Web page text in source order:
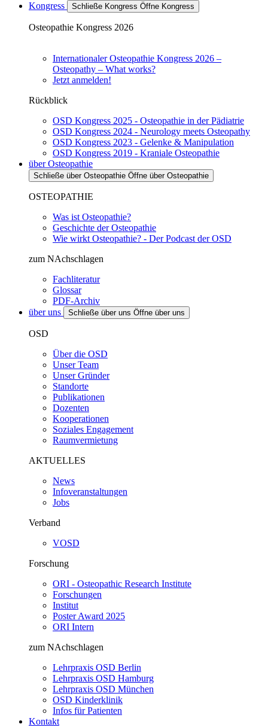
Kongress
Schließe Kongress Öffne Kongress
Osteopathie Kongress 2026
Internationaler Osteopathie Kongress 2026 –
Osteopathy – What works?
Jetzt anmelden!
Rückblick
OSD Kongress 2025 - Osteopathie in der Pädiatrie
OSD Kongress 2024 - Neurology meets Osteopathy
OSD Kongress 2023 - Gelenke & Manipulation
OSD Kongress 2019 - Kraniale Osteopathie
über Osteopathie
Schließe über Osteopathie Öffne über Osteopathie
OSTEOPATHIE
Was ist Osteopathie?
Geschichte der Osteopathie
Wie wirkt Osteopathie? - Der Podcast der OSD
zum NAchschlagen
Fachliteratur
Glossar
PDF-Archiv
über uns
Schließe über uns Öffne über uns
OSD
Über die OSD
Unser Team
Unser Gründer
Standorte
Publikationen
Dozenten
Kooperationen
Soziales Engagement
Raumvermietung
AKTUELLES
News
Infoveranstaltungen
Jobs
Verband
VOSD
Forschung
ORI - Osteopathic Research Institute
Forschungen
Institut
Poster Award 2025
ORI Intern
zum NAchschlagen
Lehrpraxis OSD Berlin
Lehrpraxis OSD Hamburg
Lehrpraxis OSD München
OSD Kinderklinik
Infos für Patienten
Kontakt